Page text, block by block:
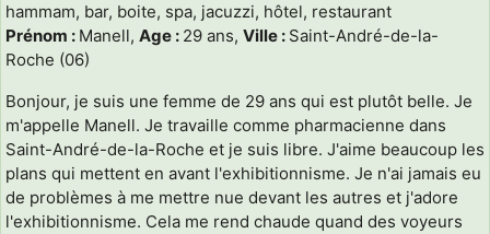
hammam, bar, boite, spa, jacuzzi, hôtel, restaurant
Prénom : Manell, Age : 29 ans, Ville : Saint-André-de-la-
Roche (06)
Bonjour, je suis une femme de 29 ans qui est plutôt belle. Je
m'appelle Manell. Je travaille comme pharmacienne dans
Saint-André-de-la-Roche et je suis libre. J'aime beaucoup les
plans qui mettent en avant l'exhibitionnisme. Je n'ai jamais eu
de problèmes à me mettre nue devant les autres et j'adore
l'exhibitionnisme. Cela me rend chaude quand des voyeurs